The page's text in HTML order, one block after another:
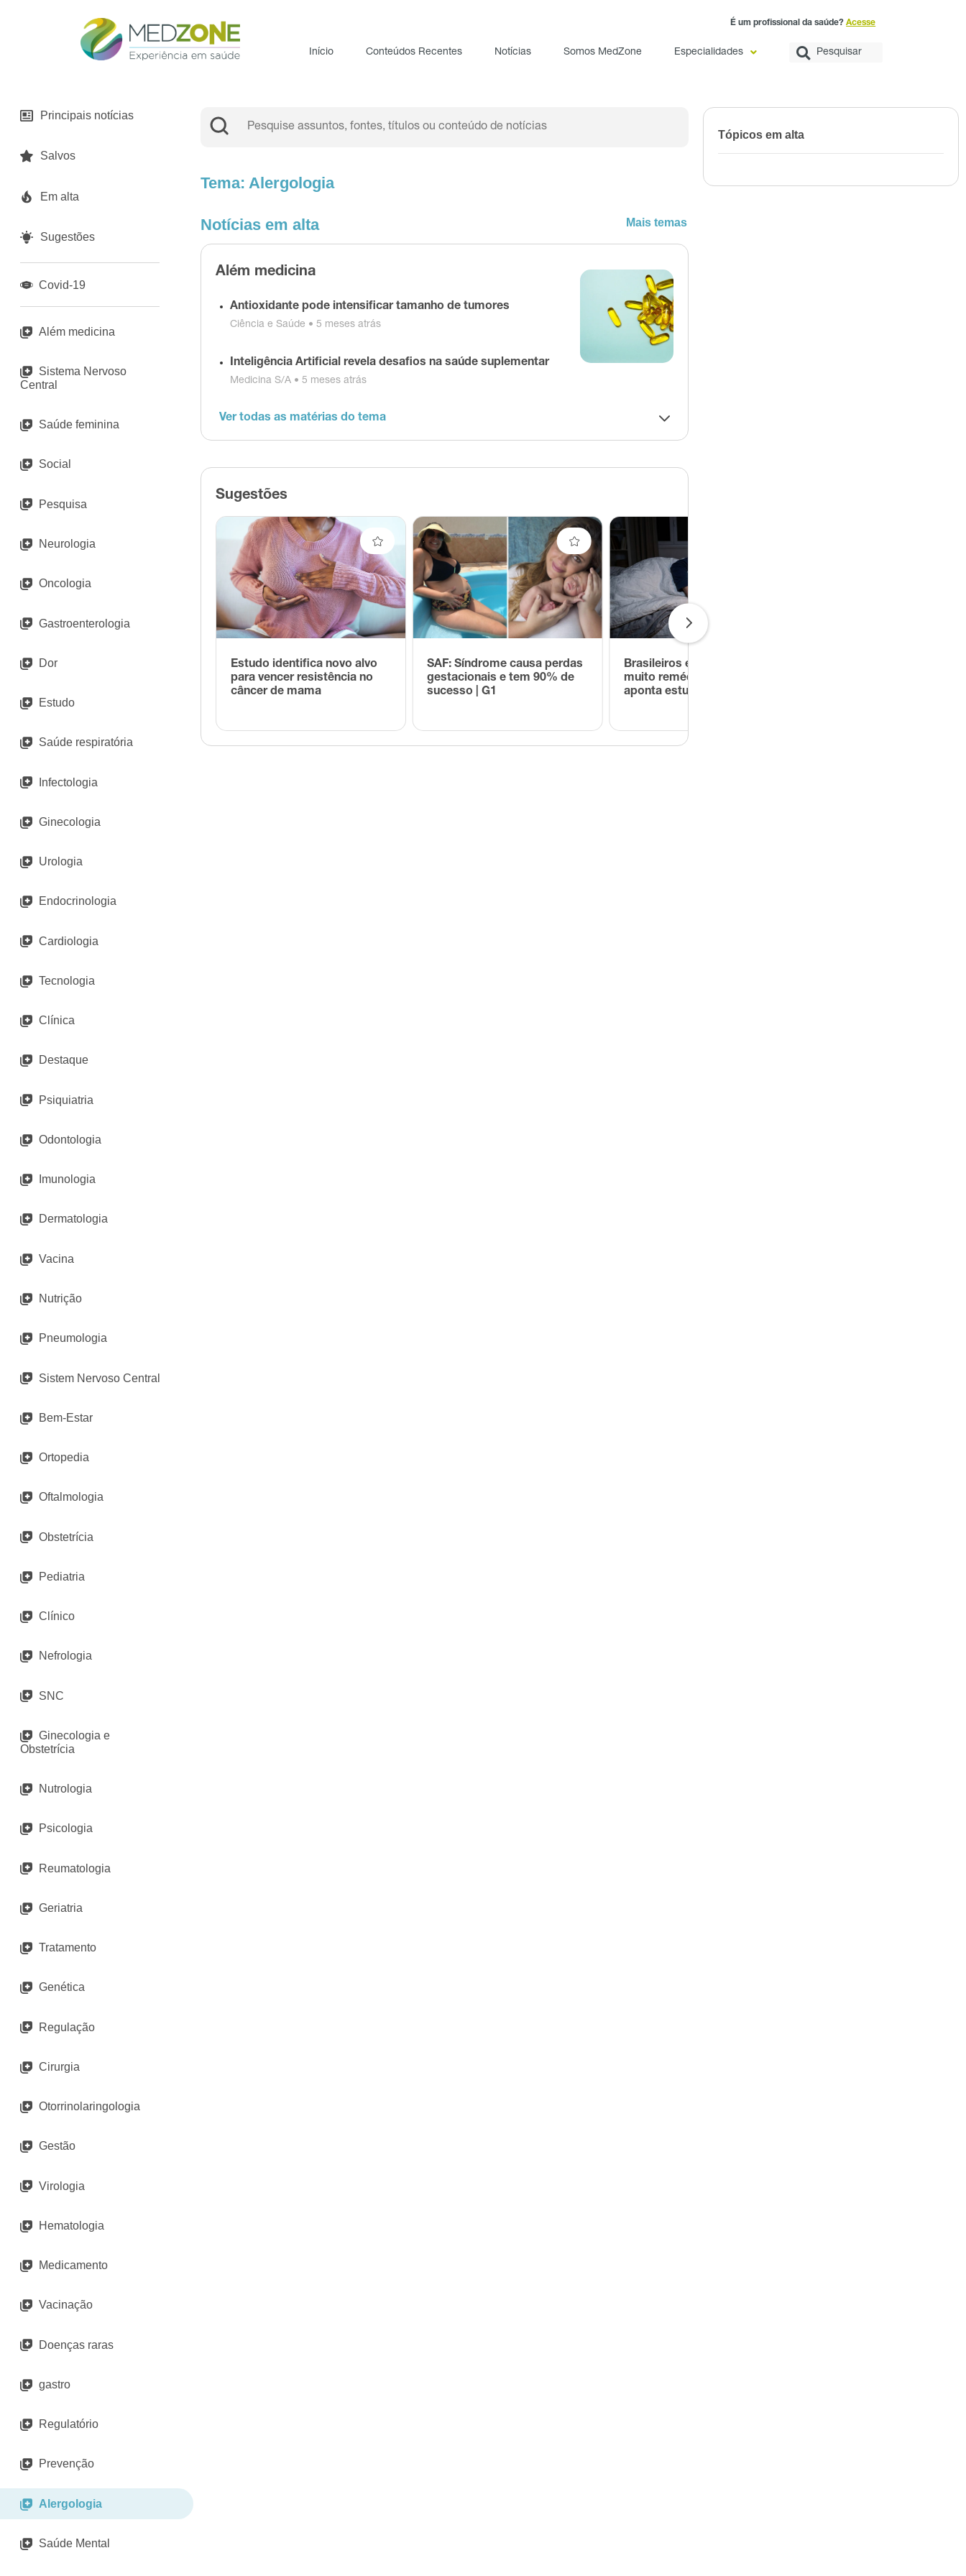
É um profissional da saúde?Acesse
Início Conteúdos Recentes Notícias Somos MedZone Especialidades
Principais notícias
Salvos
Em alta
Sugestões
Covid-19
Além medicina
Sistema Nervoso
Central
Saúde feminina
Social
Pesquisa
Neurologia
Oncologia
Gastroenterologia
Dor
Estudo
Saúde respiratória
Infectologia
Ginecologia
Urologia
Endocrinologia
Cardiologia
Tecnologia
Clínica
Destaque
Psiquiatria
Odontologia
Imunologia
Dermatologia
Vacina
Nutrição
Pneumologia
Sistem Nervoso Central
Bem-Estar
Ortopedia
Oftalmologia
Obstetrícia
Pediatria
Clínico
Nefrologia
SNC
Ginecologia e
Obstetrícia
Nutrologia
Psicologia
Reumatologia
Geriatria
Tratamento
Genética
Regulação
Cirurgia
Otorrinolaringologia
Gestão
Virologia
Hematologia
Medicamento
Vacinação
Doenças raras
gastro
Regulatório
Prevenção
Alergologia
Saúde Mental
Tema: Alergologia
Notícias em alta Mais temas
Além medicina
Antioxidante pode intensificar tamanho de tumores
Ciência e Saúde • 5 meses atrás
Inteligência Artificial revela desafios na saúde suplementar
Medicina S/A • 5 meses atrás
Ver todas as matérias do tema
Sugestões
Estudo identifica novo alvo
para vencer resistência no
câncer de mama
SAF: Síndrome causa perdas
gestacionais e tem 90% de
sucesso | G1
Brasileiros estão tomando
muito remédio para dormir,
aponta estudo da USP
Tópicos em alta